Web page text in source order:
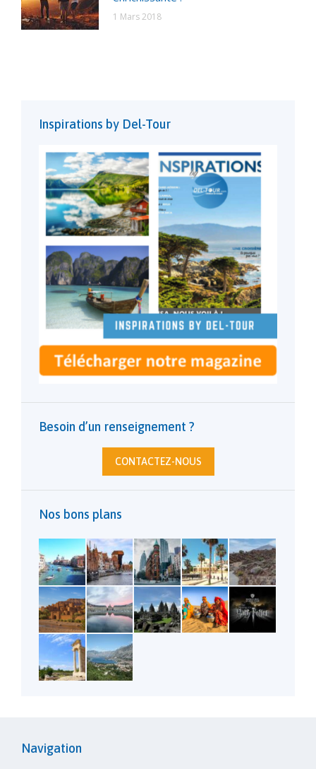
1 Mars 2018
Inspirations by Del-Tour
Besoin d’un renseignement ?
CONTACTEZ-NOUS
Nos bons plans
Navigation